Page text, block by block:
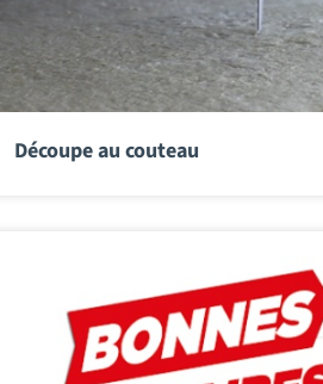
Découpe au couteau